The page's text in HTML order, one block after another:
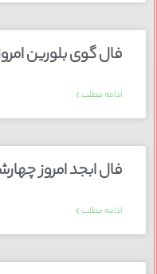
فال گوی بلورین امروز
ادامه مطلب »
فال ابجد امروز چهارشنبه 3
ادامه مطلب »